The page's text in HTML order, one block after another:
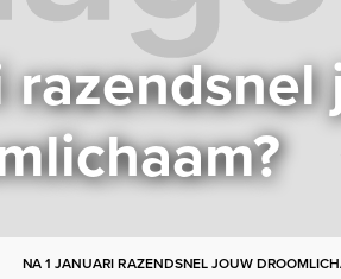
razendsnel
NA 1 JANUARI RAZENDSNEL JOUW